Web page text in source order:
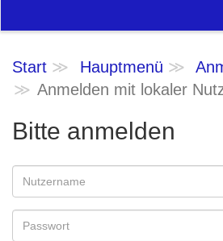
Start Hauptmenü
Anmelden mit lokaler
Bitte anmelden